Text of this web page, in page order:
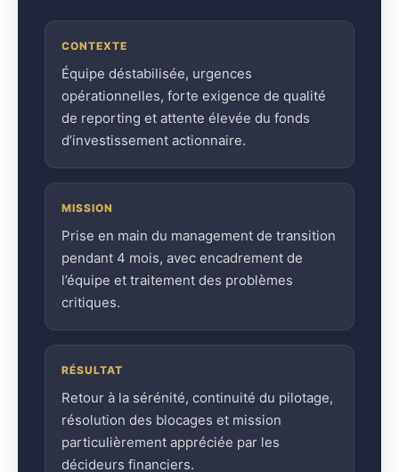
CONTEXTE
Équipe déstabilisée, urgences
opérationnelles, forte exigence de qualité
de reporting et attente élevée du fonds
d’investissement actionnaire.
MISSION
Prise en main du management de transition
pendant 4 mois, avec encadrement de
l’équipe et traitement des problèmes
critiques.
RÉSULTAT
Retour à la sérénité, continuité du pilotage,
résolution des blocages et mission
particulièrement appréciée par les
décideurs financiers.